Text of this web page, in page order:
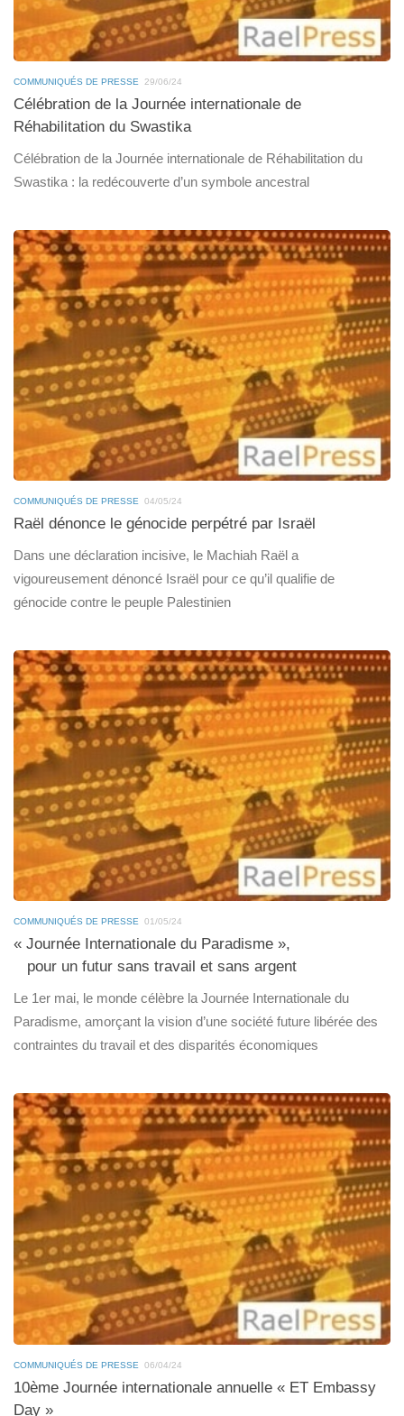
COMMUNIQUÉS DE PRESSE 29/06/24
Célébration de la Journée internationale de
Réhabilitation du Swastika
Célébration de la Journée internationale de Réhabilitation du
Swastika : la redécouverte d’un symbole ancestral
COMMUNIQUÉS DE PRESSE 04/05/24
Raël dénonce le génocide perpétré par Israël
Dans une déclaration incisive, le Machiah Raël a
vigoureusement dénoncé Israël pour ce qu’il qualifie de
génocide contre le peuple Palestinien
COMMUNIQUÉS DE PRESSE 01/05/24
« Journée Internationale du Paradisme »,
pour un futur sans travail et sans argent
Le 1er mai, le monde célèbre la Journée Internationale du
Paradisme, amorçant la vision d’une société future libérée des
contraintes du travail et des disparités économiques
COMMUNIQUÉS DE PRESSE 06/04/24
10ème Journée internationale annuelle « ET Embassy
Day »